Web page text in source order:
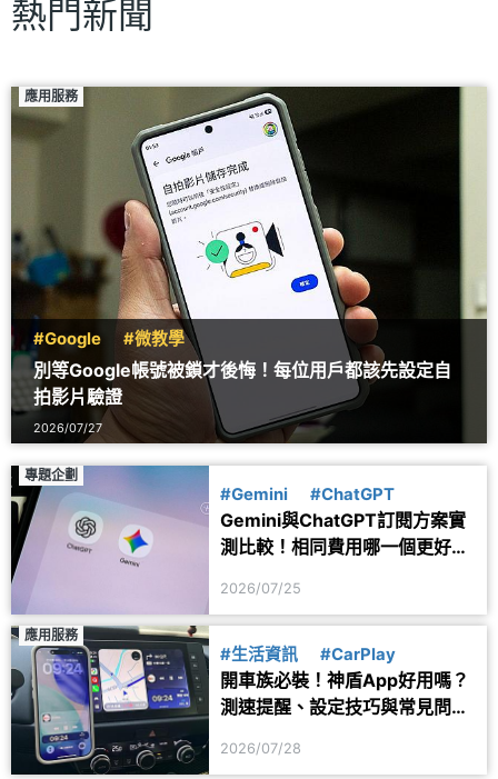
熱門新聞
應用服務
#Google #微教學
別等Google帳號被鎖才後悔！每位用戶都該先設定自
拍影片驗證
2026/07/27
專題企劃
#Gemini #ChatGPT
Gemini與ChatGPT訂閱方案實
測比較！相同費用哪一個更好
2026/07/25
應用服務
#生活資訊 #CarPlay
開車族必裝！神盾App好用嗎？
測速提醒、設定技巧與常見問題
2026/07/28